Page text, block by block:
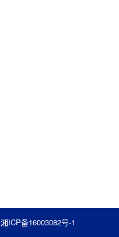
湘ICP备16003082号-1